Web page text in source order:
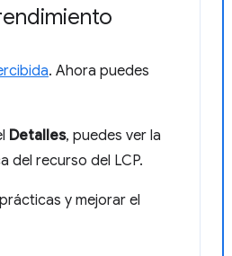
. Ahora puedes
Detalles, puedes ver la
del recurso del LCP.
y mejorar el